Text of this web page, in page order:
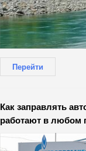
Перейти
Как заправлять
работают в любом